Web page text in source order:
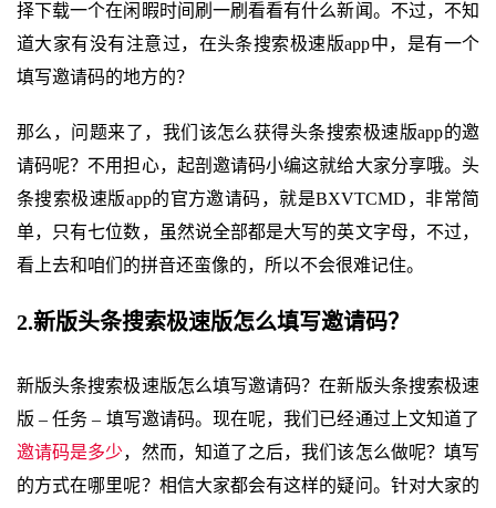
择下载一个在闲暇时间刷一刷看看有什么新闻。不过，不知
道大家有没有注意过，在头条搜索极速版app中，是有一个
填写邀请码的地方的？
那么，问题来了，我们该怎么获得头条搜索极速版app的邀
请码呢？不用担心，起剖邀请码小编这就给大家分享哦。头
条搜索极速版app的官方邀请码，就是BXVTCMD，非常简
单，只有七位数，虽然说全部都是大写的英文字母，不过，
看上去和咱们的拼音还蛮像的，所以不会很难记住。
2.新版头条搜索极速版怎么填写邀请码？
新版头条搜索极速版怎么填写邀请码？在新版头条搜索极速
版 – 任务 – 填写邀请码。现在呢，我们已经通过上文知道了
邀请码是多少，然而，知道了之后，我们该怎么做呢？填写
的方式在哪里呢？相信大家都会有这样的疑问。针对大家的